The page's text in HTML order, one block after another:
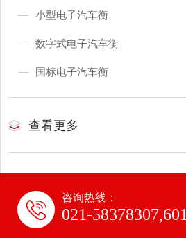
小型电子汽车衡
数字式电子汽车衡
国标电子汽车衡
查看更多
咨询热线：
021-58378307,601